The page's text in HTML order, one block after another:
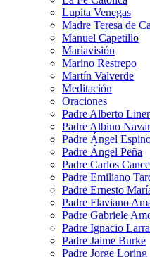
Lupita Venegas
Madre Teresa de
Manuel Capetillo
Mariavisión
Marino Restrepo
Martín Valverde
Meditación
Oraciones
Padre Alberto
Padre Albino
Padre Ángel
Padre Ángel Peña
Padre Carlos
Padre Emiliano
Padre Ernesto
Padre Flaviano
Padre Gabriele
Padre Ignacio
Padre Jaime Burke
Padre Jorge Loring